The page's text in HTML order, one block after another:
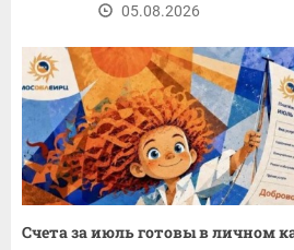
05.08.2026
Счета за июль готовы в личном